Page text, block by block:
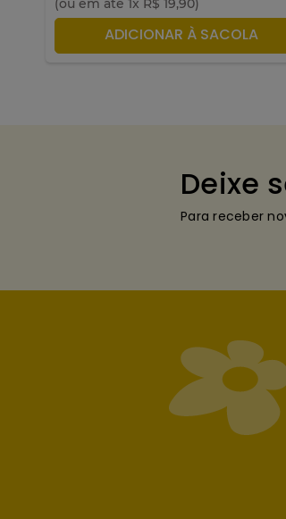
ADICIONAR À SACOLA
Deixe
Para receber